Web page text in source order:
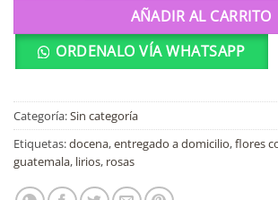
AÑADIR AL CARRITO
ORDENALO VÍA WHATSAPP
Categoría:Sin categoría
Etiquetas:docena,entregado a domicilio,flores
guatemala, lirios, rosas